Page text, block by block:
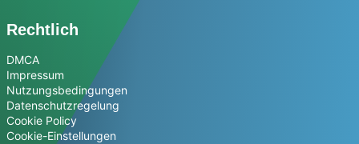
Rechtlich
DMCA
Impressum
Nutzungsbedingungen
Datenschutzregelung
Cookie Policy
Cookie-Einstellungen